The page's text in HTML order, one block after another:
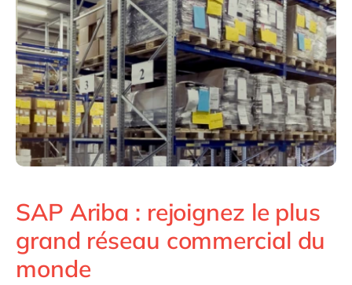
Philippines
en
Singapore
en
Switzerland
en
UK & Ireland
en
USA & Canada
en
SAP Ariba : rejoignez le plus
grand réseau commercial du
monde